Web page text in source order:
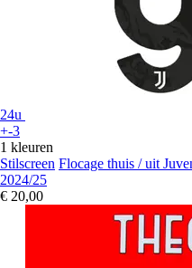
24u
+-3
1 kleuren
Stilscreen Flocage thuis / uit
2024/25
€ 20,00